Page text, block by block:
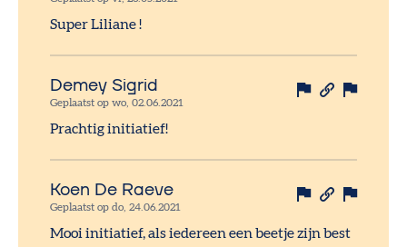
Super Liliane !
Demey Sigrid
Geplaatst op wo, 02.06.2021
Prachtig initiatief!
Koen De Raeve
Geplaatst op do, 24.06.2021
Mooi initiatief, als iedereen een beetje zijn best